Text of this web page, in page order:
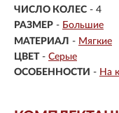
ЧИСЛО КОЛЕС - 4
РАЗМЕР - Большие
МАТЕРИАЛ - Мягкие
ЦВЕТ - Серые
ОСОБЕННОСТИ - На